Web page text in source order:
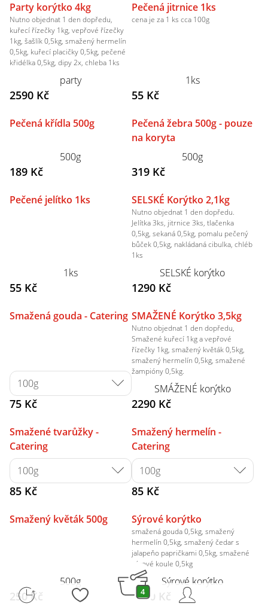
4
Party korýtko 4kg
Nutno objednat 1 den dopředu,
kuřecí řízečky 1kg, vepřové řízečky
1kg, šašlík 0,5kg, smažený hermelín
0,5kg, kuřecí placičky 0,5kg, pečené
křidélka 0,5kg, dipy 2x, chleba 1ks
party
2590 Kč
Pečená jitrnice 1ks
cena je za 1 ks cca 100g
1ks
55 Kč
Pečená křídla 500g
500g
189 Kč
Pečená žebra 500g - pouze
na koryta
500g
319 Kč
Pečené jelítko 1ks
1ks
55 Kč
SELSKÉ Korýtko 2,1kg
Nutno objednat 1 den dopředu.
Jelítka 3ks, jitrnice 3ks, tlačenka
0,5kg, sekaná 0,5kg, pomalu pečený
bůček 0,5kg, nakládaná cibulka, chléb
1ks
SELSKÉ korýtko
1290 Kč
Smažená gouda - Catering
75 Kč
SMAŽENÉ Korýtko 3,5kg
Nutno objednat 1 den dopředu,
Smažené kuřecí 1kg a vepřové
řízečky 1kg, smažený květák 0,5kg,
smažený hermelín 0,5kg, smažené
žampióny 0,5kg.
SMÁŽENÉ korýtko
2290 Kč
Smažené tvarůžky -
Catering
85 Kč
Smažený hermelín -
Catering
85 Kč
Smažený květák 500g
500g
250 Kč
Sýrové korýtko
smažená gouda 0,5kg, smažený
hermelín 0,5kg, smažený čedar s
jalapeňo papričkami 0,5kg, smažené
sýrové koule 0,5kg
Sýrové korýtko
1690 Kč